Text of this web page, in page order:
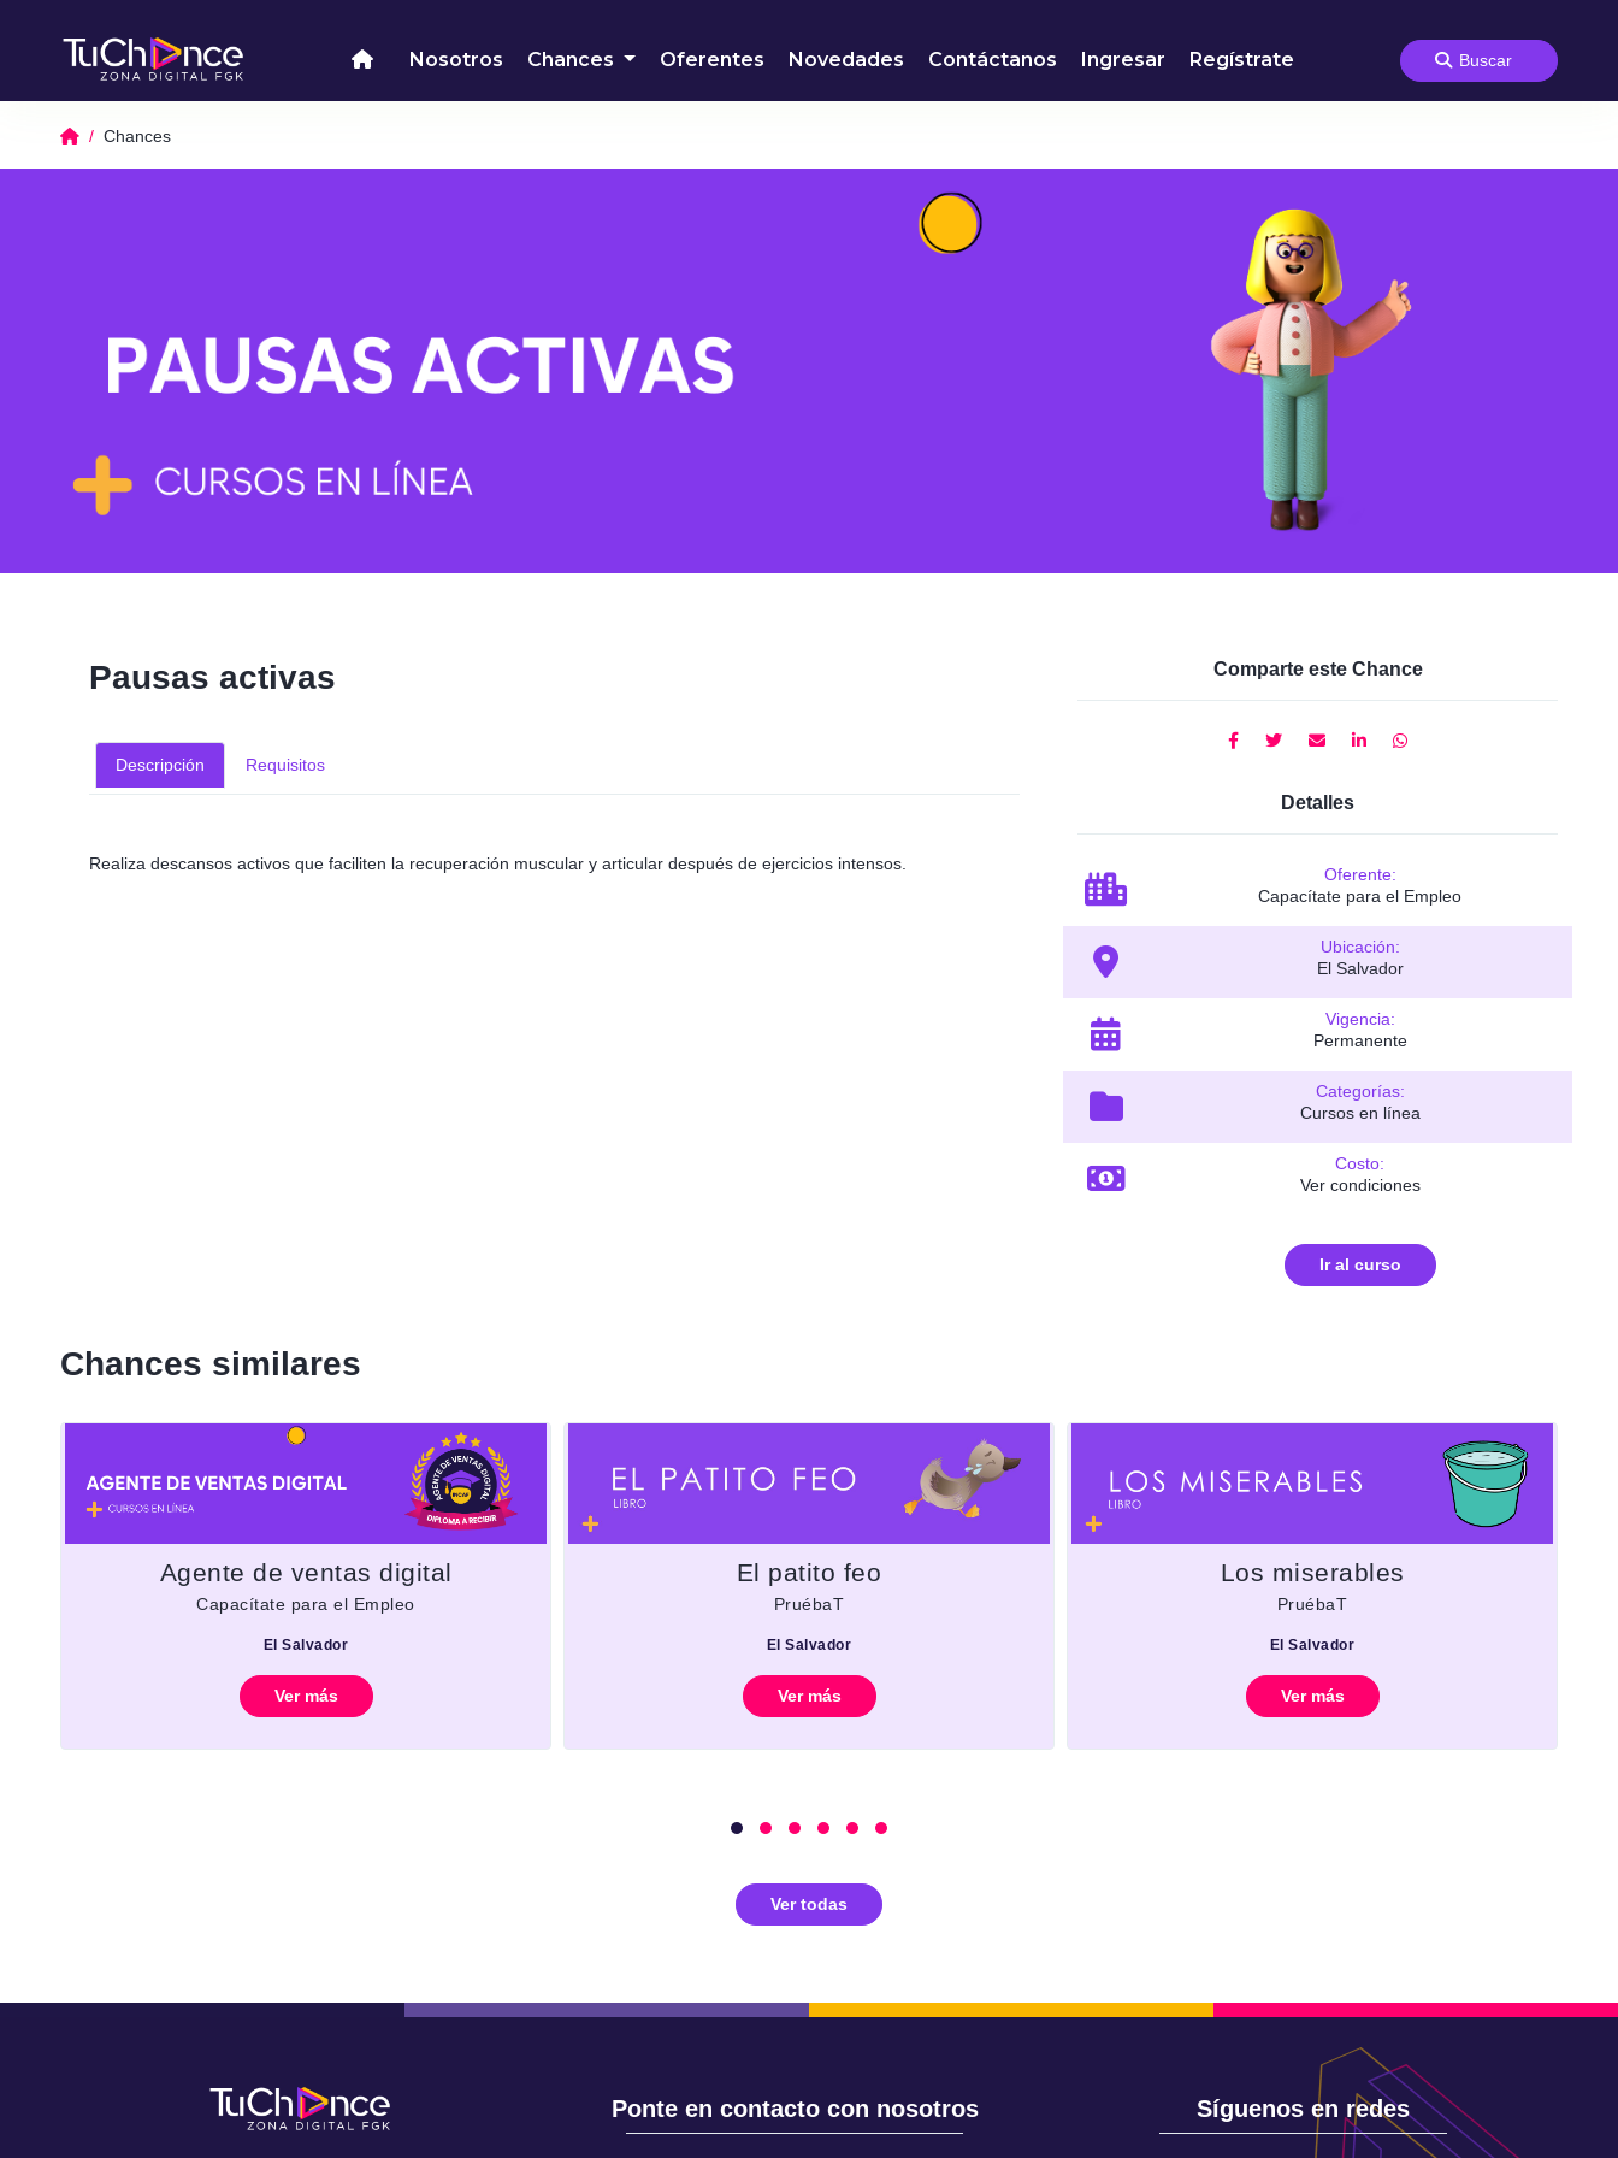
Nosotros Chances Oferentes Novedades Contáctanos Ingresar Regístrate
Chances
Pausas activas
Descripción Requisitos
Realiza descansos activos que faciliten la recuperación muscular y articular después de ejercicios intensos.
Comparte este Chance
Detalles
Oferente:
Capacítate para el Empleo
Ubicación:
El Salvador
Vigencia:
Permanente
Categorías:
Cursos en línea
Costo:
Ver condiciones
Ir al curso
Chances similares
Agente de ventas digital
Capacítate para el Empleo
El Salvador
Ver más
El patito feo
PruébaT
El Salvador
Ver más
Los miserables
PruébaT
El Salvador
Ver más
Ver todas
Ponte en contacto con nosotros Síguenos en redes